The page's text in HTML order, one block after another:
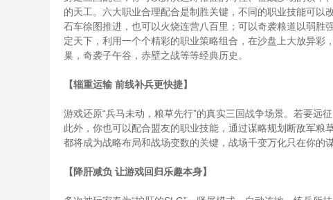
的天工。六大职业合理配合是制胜关键，不同的职业技能可
石车徐图推进，也可以火烧连营八百里；可以奇袭粮道以弱
定天下，利用一个个精彩的职业策略组合，在沙盘上大放异
巢，奇袭子午谷，赤壁之战等等经典历史。
【辎重运输 前线补兵更快捷】
游戏还原“兵马未动，粮草先行”的真实三国战争场景。若要远
此外，你也可以配合盟友的职业技能，通过谋略规划断敌军
都将成为战略布局和战场变数的关键，战场千变万化只在你的
【降肝减负 让游戏回归乐趣本身】